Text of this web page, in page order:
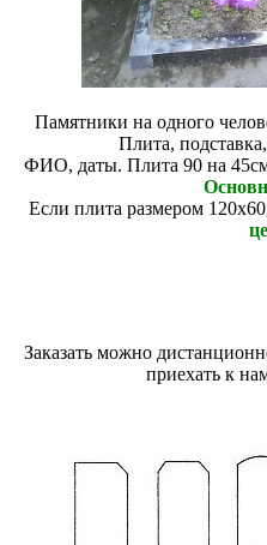
Памятники на одного
Плита,
ФИО, даты. Плита 90 на
Если плита размером
Заказать можно
приехать к